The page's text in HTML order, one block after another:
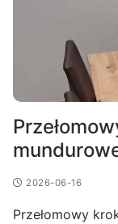
2026-06-16
Przełomowy